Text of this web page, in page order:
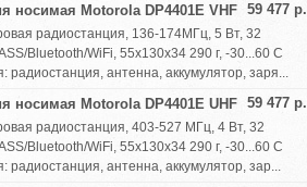
59 477 р.
носимая Motorola DP4401E VHF
радиостанция, 136-174МГц, 5 Вт, 32
Bluetooth/WiFi, 55х130х34 290 г, -30...60 С
радиостанция, антенна, аккумулятор, заря...
59 477 р.
носимая Motorola DP4401E UHF
радиостанция, 403-527 МГц, 4 Вт, 32
Bluetooth/WiFi, 55х130х34 290 г, -30...60 С
радиостанция, антенна, аккумулятор, зар...